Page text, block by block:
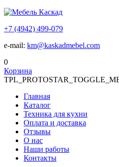
+7 (4942) 499-079
e-mail: km@kaskadmebel.com
0
Корзина
Главная
Каталог
Техника для кухни
Оплата и доставка
Отзывы
О нас
Наши работы
Контакты